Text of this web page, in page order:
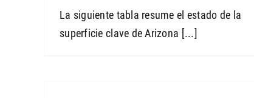
La siguiente tabla resume el estado de la
superficie clave de Arizona [...]